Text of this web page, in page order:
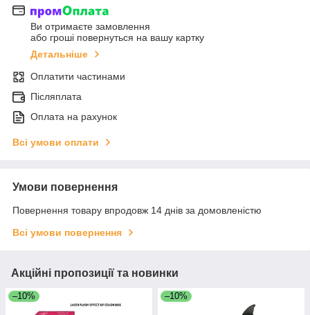
Ви отримаєте замовлення
або гроші повернуться на вашу картку
Детальніше
Оплатити частинами
Післяплата
Оплата на рахунок
Всі умови оплати
Умови повернення
Повернення товару впродовж 14 днів за домовленістю
Всі умови повернення
Акційні пропозиції та новинки
–10% –10%